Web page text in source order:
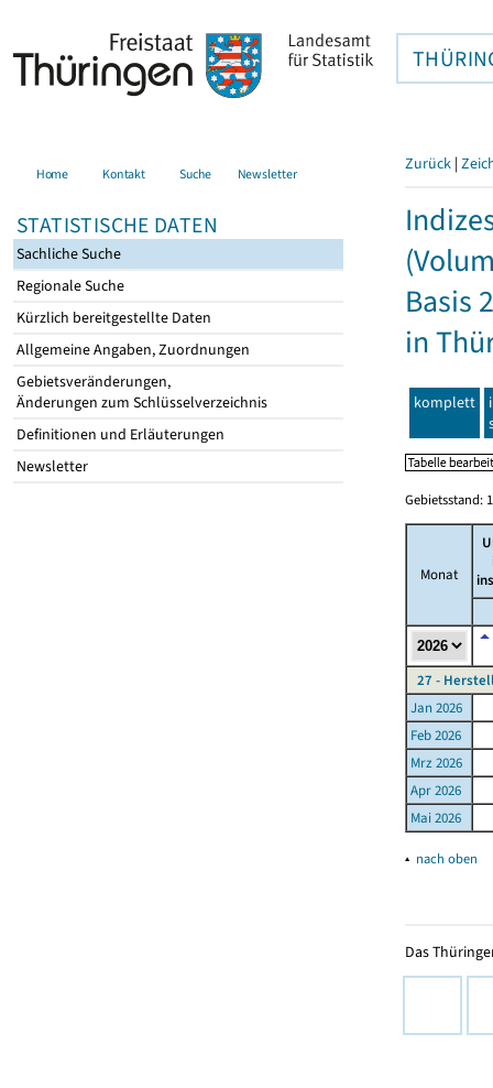
Home Kontakt Suche Newsletter
STATISTISCHE DATEN
Sachliche Suche
Regionale Suche
Kürzlich bereitgestellte Daten
Allgemeine Angaben, Zuordnungen
Gebietsveränderungen,
Änderungen zum Schlüsselverzeichnis
Definitionen und Erläuterungen
Newsletter
Zurück |
Basis
in
komplett
Gebietsstand:
Monat
27 -
Jan 2026
Feb 2026
Mrz 2026
Apr 2026
Mai 2026
▴ nach oben
Das